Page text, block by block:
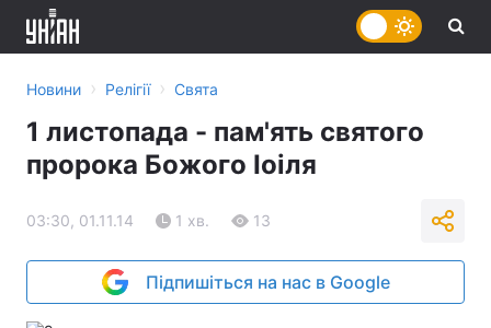
Новини › Релігії › Свята
1 листопада - пам'ять святого
пророка Божого Іоіля
03:30, 01.11.14 1 хв. 13
Підпишіться на нас в Google